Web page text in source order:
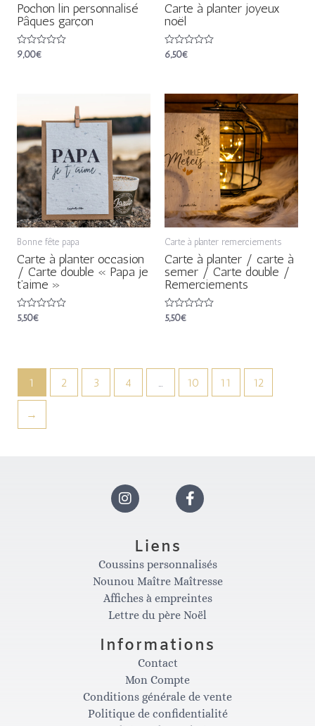
Pochon lin personnalisé
Pâques garçon
Note
9,00€
Carte à planter joyeux
noël
Note
6,50€
Bonne fête papa
Carte à planter occasion
/ Carte double « Papa je
t’aime »
Note
5,50€
Carte à planter remerciements
Carte à planter / carte à
semer / Carte double /
Remerciements
Note
5,50€
1 2 3 4 10 11 12
→
I
n
s
t
a
g
F
a
c
e
b
o
Liens
Coussins personnalisés
Nounou Maître Maîtresse
Affiches à empreintes
Lettre du père Noël
Informations
Contact
Mon Compte
Conditions générale de vente
Politique de confidentialité